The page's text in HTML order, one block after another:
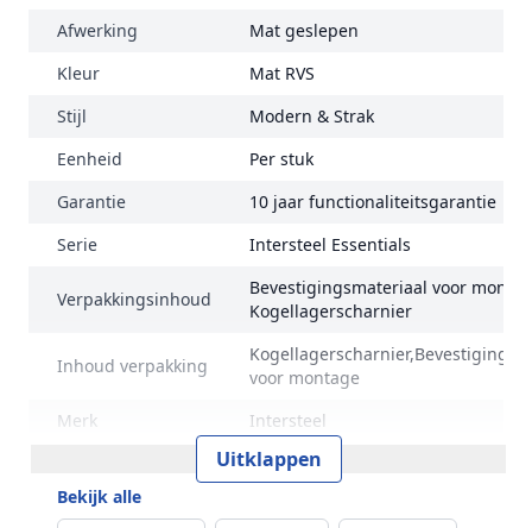
Afwerking
Mat geslepen
Kleur
Mat RVS
Stijl
Modern & Strak
Eenheid
Per stuk
Garantie
10 jaar functionaliteitsgarantie
Serie
Intersteel Essentials
Verpakkingsinhoud
Bevestigingsmateriaal voor
Kogellagerscharnier
Inhoud verpakking
voor montage
Merk
Intersteel
Uitklappen
Bekijk alle